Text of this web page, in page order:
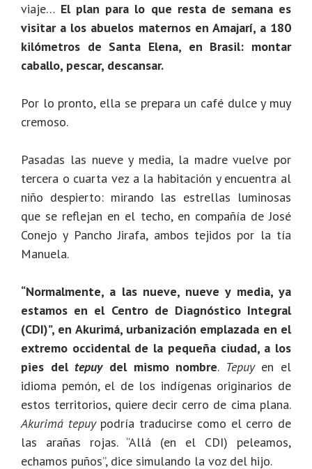
viaje… El plan para lo que resta de semana es
visitar a los abuelos maternos en Amajarí, a 180
kilómetros de Santa Elena, en Brasil: montar
caballo, pescar, descansar.
Por lo pronto, ella se prepara un café dulce y muy
cremoso.
Pasadas las nueve y media, la madre vuelve por
tercera o cuarta vez a la habitación y encuentra al
niño despierto: mirando las estrellas luminosas
que se reflejan en el techo, en compañía de José
Conejo y Pancho Jirafa, ambos tejidos por la tía
Manuela.
“Normalmente, a las nueve, nueve y media, ya
estamos en el Centro de Diagnóstico Integral
(CDI)”, en Akurimá, urbanización emplazada en el
extremo occidental de la pequeña ciudad, a los
pies deltepuydel mismo nombre. Tepuyen el
idioma pemón, el de los indígenas originarios de
estos territorios, quiere decir cerro de cima plana.
Akurimá tepuypodría traducirse como el cerro de
las arañas rojas. “Allá (en el CDI) peleamos,
echamos puños”, dice simulando la voz del hijo.